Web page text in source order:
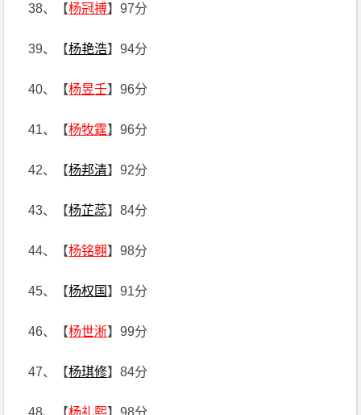
38、【杨冠搏】97分
39、【杨艳浩】94分
40、【杨昱壬】96分
41、【杨牧霆】96分
42、【杨邦清】92分
43、【杨芷蕊】84分
44、【杨铭翱】98分
45、【杨权国 】91分
46、【杨世淅】99分
47、【杨琪修】84分
48、【杨礼熙】98分